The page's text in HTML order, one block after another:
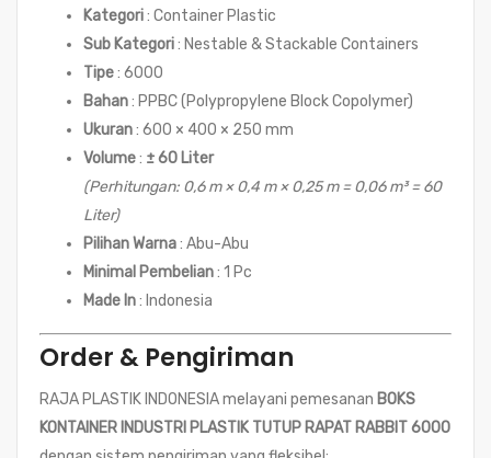
Kategori: Container Plastic
Sub Kategori: Nestable & Stackable Containers
Tipe: 6000
Bahan: PPBC (Polypropylene Block Copolymer)
Ukuran: 600 × 400 × 250 mm
Volume: ± 60 Liter
(Perhitungan: 0,6 m × 0,4 m × 0,25 m = 0,06 m³ = 60
Liter)
Pilihan Warna: Abu-Abu
Minimal Pembelian: 1 Pc
Made In: Indonesia
Order & Pengiriman
RAJA PLASTIK INDONESIA melayani pemesanan BOKS
KONTAINER INDUSTRI PLASTIK TUTUP RAPAT RABBIT 6000